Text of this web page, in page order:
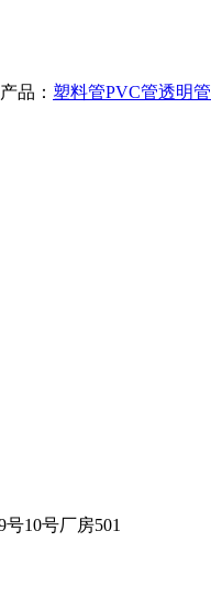
品： 塑料管PVC管透明管
10号厂房501